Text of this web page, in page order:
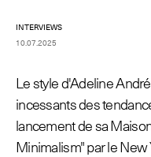
INTERVIEWS
10.07.2025
Le style d'Adeline
incessants des
lancement de sa
Minimalism" par le
Le Calendrier Provisoire
2027 est en ligne !
© Line Brusegan